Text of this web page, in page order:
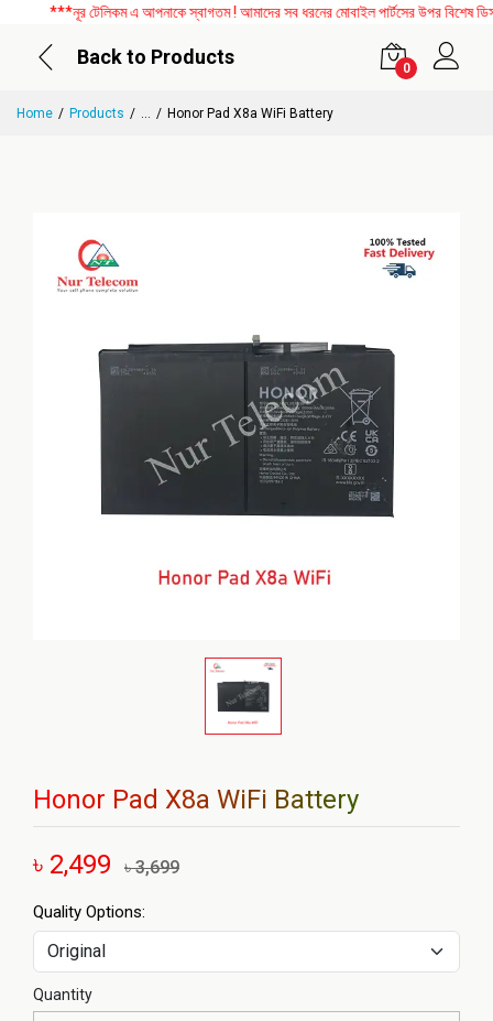
***নূর টেলিকম এ আপনাকে স্বাগতম ! আমাদের সব ধরনের মোবাইল পার্টসের উপর বিশেষ
Back to Products
0
Home Products ... Honor Pad X8a WiFi Battery
Honor Pad X8a WiFi Battery
৳ 2,499 ৳ 3,699
Quality Options:
Quantity